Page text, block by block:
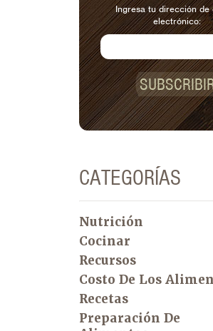
Ingresa tu dirección de
electrónico:
CATEGORÍAS
Nutrición
Cocinar
Recursos
Costo De Los
Recetas
Preparación De